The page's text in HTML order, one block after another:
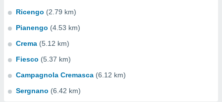
Ricengo (2.79 km)
Pianengo (4.53 km)
Crema (5.12 km)
Fiesco (5.37 km)
Campagnola Cremasca (6.12 km)
Sergnano (6.42 km)